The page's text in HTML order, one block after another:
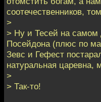
соотечественников,
>
> Ну и Тесей на самом
Посейдона (плюс по
Зевс и Гефест
натуральная царевна,
>
> Так-то!